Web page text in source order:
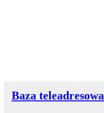
Baza teleadresowa